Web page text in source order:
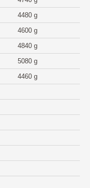
4480 g
4600 g
4840 g
5080 g
4460 g